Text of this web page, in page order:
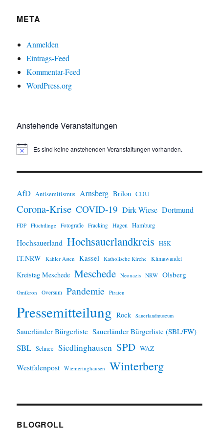
META
Anmelden
Eintrags-Feed
Kommentar-Feed
WordPress.org
Anstehende Veranstaltungen
H
Es sind keine anstehenden Veranstaltungen vorhanden.
AfD Antisemitismus Arnsberg Brilon CDU
Corona-Krise COVID-19 Dirk Wiese Dortmund
FDP Flüchtlinge Fotografie Fracking Hagen Hamburg
Hochsauerland Hochsauerlandkreis HSK
IT.NRW Kahler Asten Kassel Katholische Kirche Klimawandel
Kreistag Meschede Meschede Neonazis NRW Olsberg
Omikron Oversum Pandemie Piraten
Pressemitteilung Rock Sauerlandmuseum
Sauerländer Bürgerliste Sauerländer Bürgerliste (SBL/FW)
SBL Schnee Siedlinghausen SPD WAZ
Westfalenpost Wiemeringhausen Winterberg
BLOGROLL